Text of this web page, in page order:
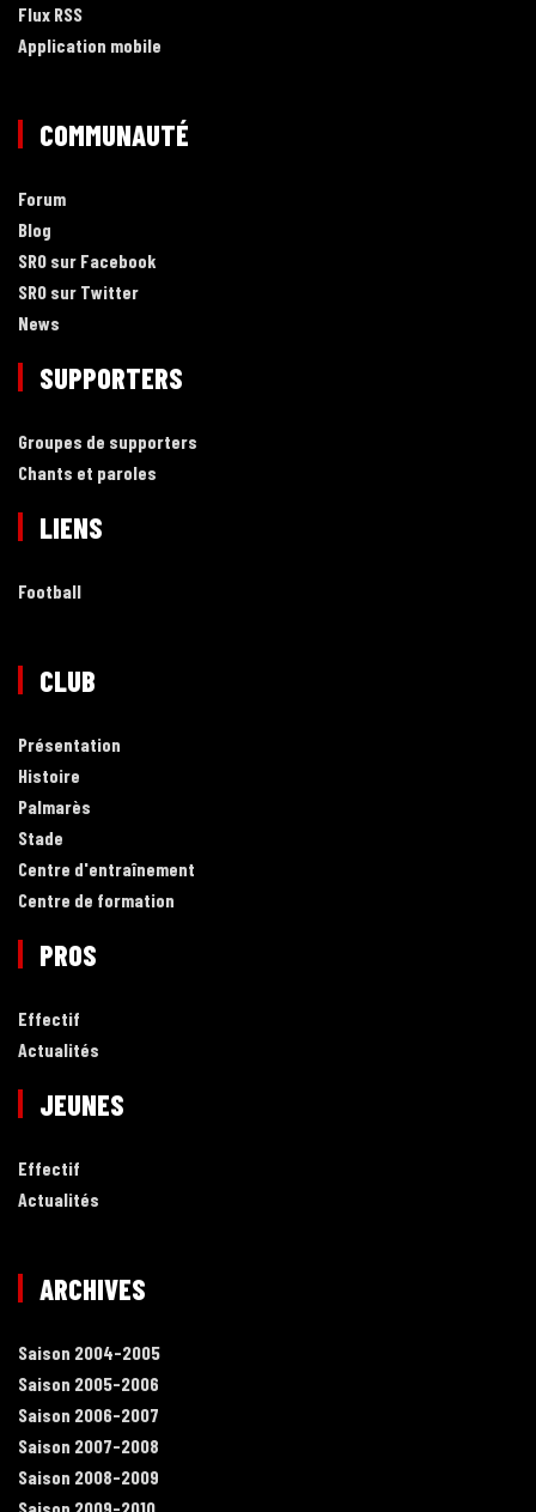
Flux RSS
Application mobile
COMMUNAUTÉ
Forum
Blog
SRO sur Facebook
SRO sur Twitter
News
SUPPORTERS
Groupes de supporters
Chants et paroles
LIENS
Football
CLUB
Présentation
Histoire
Palmarès
Stade
Centre d'entraînement
Centre de formation
PROS
Effectif
Actualités
JEUNES
Effectif
Actualités
ARCHIVES
Saison 2004-2005
Saison 2005-2006
Saison 2006-2007
Saison 2007-2008
Saison 2008-2009